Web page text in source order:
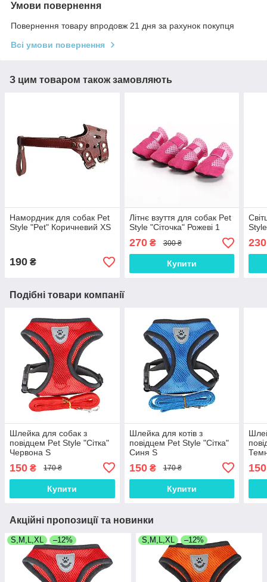
Умови повернення
Повернення товару впродовж 21 дня за рахунок покупця
Всі умови повернення
З цим товаром також замовляють
Намордник для собак Pet
Style "Pet" Коричневий XS
190 ₴
Літнє взуття для собак Pet
Style "Сіточка" Рожеві 1
270₴ 300 ₴
Купити
230
Подібні товари компанії
Шлейка для собак з
повідцем Pet Style "Сітка"
Червона S
150 ₴ 170 ₴
Купити
Шлейка для котів з
повідцем Pet Style "Сітка"
Синя S
150₴ 170 ₴
Купити
150
Акційні пропозиції та новинки
S,M,L,XL –12% S,M,L,XL –12%